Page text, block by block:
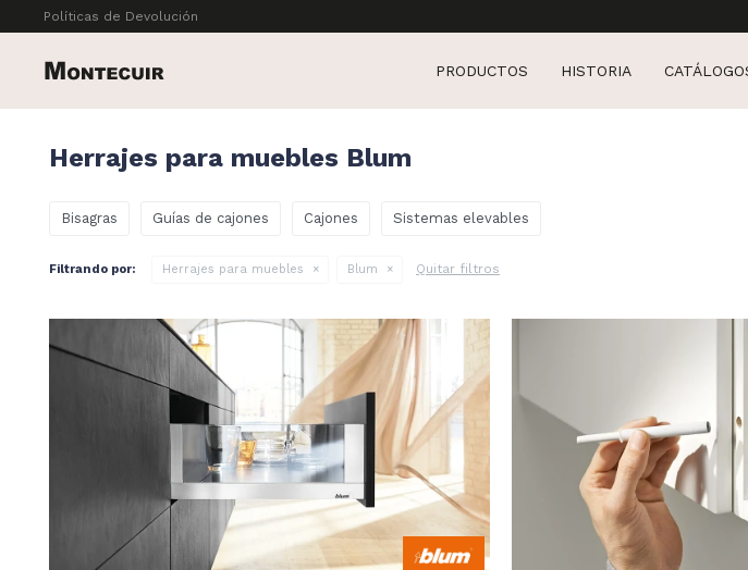
PRODUCTOS HISTORIA
Políticas de Devolución
Herrajes para muebles Blum
Bisagras Guías de cajones Cajones Sistemas elevables
Filtrando por: Herrajes para muebles Blum Quitar filtros